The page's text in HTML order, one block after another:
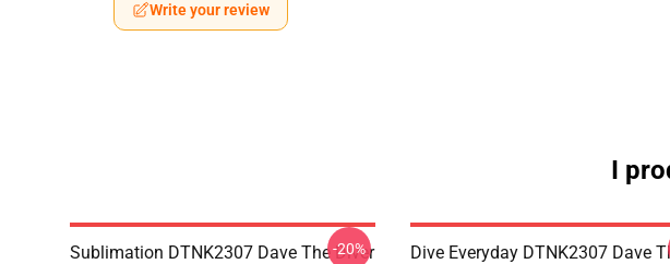
Write your review
I
Sublimation DTNK2307 Dave The Diver
-20%
Dive Everyday DTNK2307 Dave